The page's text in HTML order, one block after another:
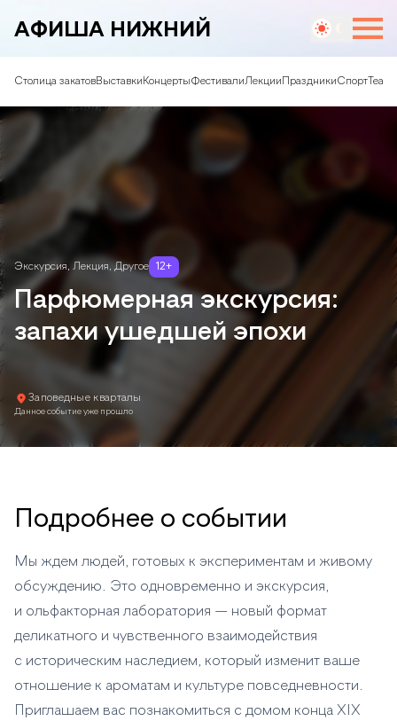
АФИША НИЖНИЙ
Столица закатовВыставкиКонцертыФестивалиЛекции ПраздникиСпорт
Экскурсия, Лекция, Другое 12+
Парфюмерная экскурсия:
запахи ушедшей эпохи
Заповедные кварталы
Данное событие уже прошло
Подробнее о событии
Мы ждем людей, готовых к экспериментам и живому
обсуждению. Это одновременно и экскурсия,
и ольфакторная лаборатория — новый формат
деликатного и чувственного взаимодействия
с историческим наследием, который изменит ваше
отношение к ароматам и культуре повседневности.
Приглашаем вас познакомиться с домом конца XIX